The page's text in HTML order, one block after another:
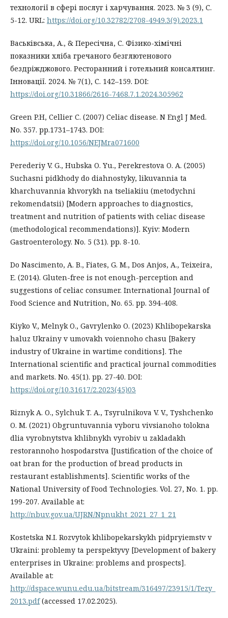
технології в сфері послуг і харчування. 2023. № 3 (9), С.
5-12. URL: https://doi.org/10.32782/2708-4949.3(9).2023.1
Васьківська, А., & Пересічна, С. Фізико-хімічні
показники хліба гречаного безглютенового
бездріжджового. Ресторанний і готельний консалтинг.
Інновації. 2024. № 7(1), С. 142–159. DOI:
https://doi.org/10.31866/2616-7468.7.1.2024.305962
Green P.H, Cellier C. (2007) Celiac disease. N Engl J Med.
No. 357. рр.1731–1743. DOI:
https://doi.org/10.1056/NEJMra071600
Perederiy V. G., Hubska O. Yu., Perekrestova O. A. (2005)
Suchasni pidkhody do diahnostyky, likuvannia ta
kharchuvannia khvorykh na tseliakiiu (metodychni
rekomendatsii) [Modern approaches to diagnostics,
treatment and nutrition of patients with celiac disease
(methodological recommendations)]. Kyiv: Modern
Gastroenterology. No. 5 (31). рр. 8-10.
Do Nascimento, A. B., Fiates, G. M., Dos Anjos, A., Teixeira,
E. (2014). Gluten-free is not enough-perception and
suggestions of celiac consumer. International Journal of
Food Science and Nutrition, No. 65. рр. 394-408.
Kiyko V., Melnyk O., Gavrylenko O. (2023) Khlibopekarska
haluz Ukrainy v umovakh voiennoho chasu [Bakery
industry of Ukraine in wartime conditions]. The
International scientific and practical journal commodities
and markets. No. 45(1). pр. 27-40. DOI:
https://doi.org/10.31617/2.2023(45)03
Riznyk A. O., Sylchuk T. A., Tsyrulnikova V. V., Tyshchenko
O. M. (2021) Obgruntuvannia vyboru vivsianoho tolokna
dlia vyrobnytstva khlibnykh vyrobiv u zakladakh
restorannoho hospodarstva [Justification of the choice of
oat bran for the production of bread products in
restaurant establishments]. Scientific works of the
National University of Food Technologies. Vol. 27, No. 1. pp.
199-207. Available at:
http://nbuv.gov.ua/UJRN/Npnukht_2021_27_1_21
Kostetska N.I. Rozvytok khlibopekarskykh pidpryiemstv v
Ukraini: problemy ta perspektyvy [Development of bakery
enterprises in Ukraine: problems and prospects].
Available at:
http://dspace.wunu.edu.ua/bitstream/316497/23915/1/Tezy_
2013.pdf(accessed 17.02.2025).